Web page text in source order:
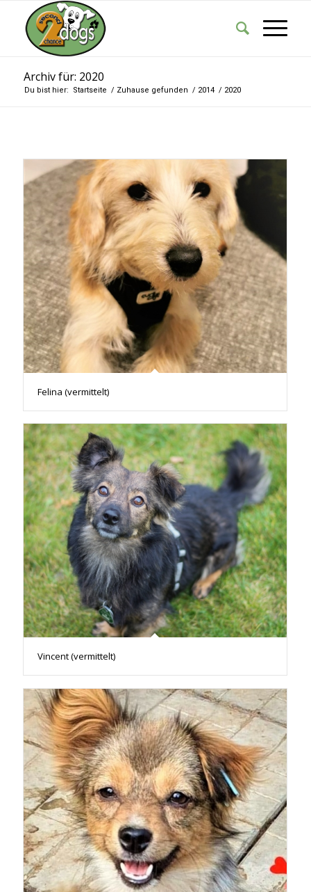
Archiv für: 2020
Du bist hier: Startseite / Zuhause gefunden / 2014 / 2020
Felina (vermittelt)
Vincent (vermittelt)